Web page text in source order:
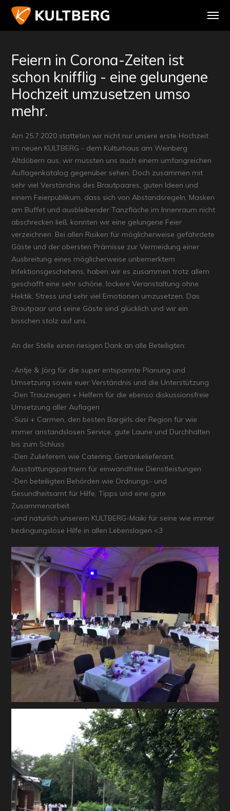
Feiern in Corona-Zeiten ist
schon knifflig - eine gelungene
Hochzeit umzusetzen umso
mehr.
Am 25.7.2020 statteten wir nicht nur unsere erste Hochzeit
im neuen KULTBERG - dem Kulturhaus am Weinberg
Altdöbern aus, wir mussten uns auch einem umfangreichen
Auflagenkatalog gegenüber sehen. Doch zusammen mit
sehr viel Verständnis des Brautpaares, guten Ideen und
einem Feierpublikum, dass sich von Abstandsregeln, Masken
am Buffet und ausbleibender Tanzfläche im Innenraum nicht
abschrecken ließ, konnten wir eine gelungene Feier
verzeichnen. Bei allen Risiken für möglicherweise gefährdete
Gäste und der obersten Prämisse zur Vermeidung einer
Ausbreitung eines möglicherweise unbemerktem
Infektionsgeschehens, haben wir es zusammen trotz allem
geschafft eine sehr schöne, lockere Veranstaltung ohne
Hektik, Stress und sehr viel Emotionen umzusetzen. Das
Brautpaar und seine Gäste sind glücklich und wir ein
bisschen stolz auf uns.
An der Stelle einen riesigen Dank an alle Beteiligten:
-Antje & Jörg für die super entspannte Planung und
Umsetzung sowie euer Verständnis und die Unterstützung
-Den Trauzeugen + Helfern für die ebenso diskussionsfreie
Umsetzung aller Auflagen
-Susi + Carmen, den besten Bargirls der Region für wie
immer anstandslosen Service, gute Laune und Durchhalten
bis zum Schluss
-Den Zulieferern wie Catering, Getränkelieferant,
Ausstattungspartnern für einwandfreie Dienstleistungen
-Den beteiligten Behörden wie Ordnungs- und
Gesundheitsamt für Hilfe, Tipps und eine gute
Zusammenarbeit
-und natürlich unserem KULTBERG-Maiki für seine wie immer
bedingungslose Hilfe in allen Lebenslagen <3